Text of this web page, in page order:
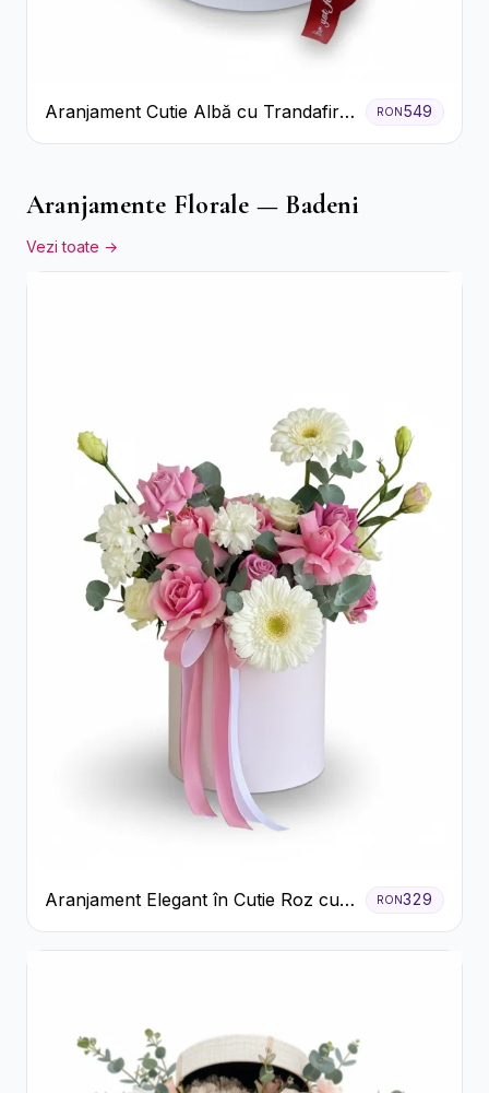
Aranjament Cutie Albă cu Trandafiri
Roșii și Raffaello
RON549
Aranjamente Florale — Badeni
Vezi toate →
Aranjament Elegant în Cutie Roz cu
Trandafiri și Gerbera
RON329